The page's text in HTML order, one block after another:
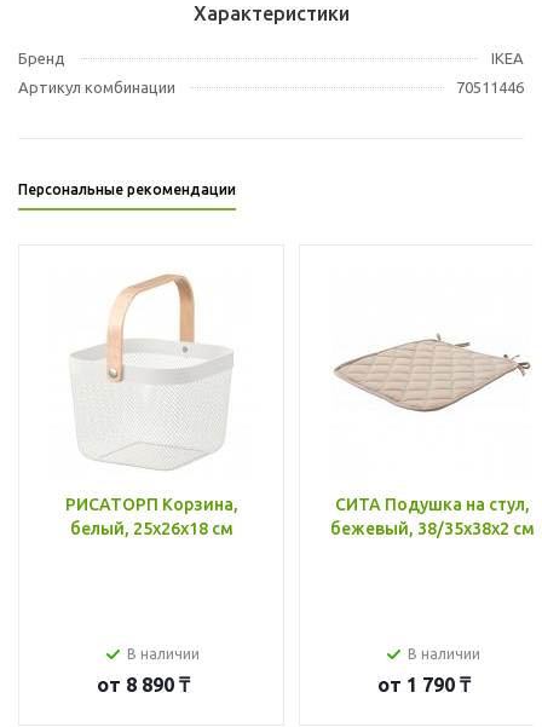
Характеристики
Бренд
IKEA
Артикул комбинации
70511446
Персональные рекомендации
РИСАТОРП Корзина,
белый, 25x26x18 см
В наличии
от 8 890 ₸
СИТА Подушка на стул,
бежевый, 38/35x38x2 см
В наличии
от 1 790 ₸